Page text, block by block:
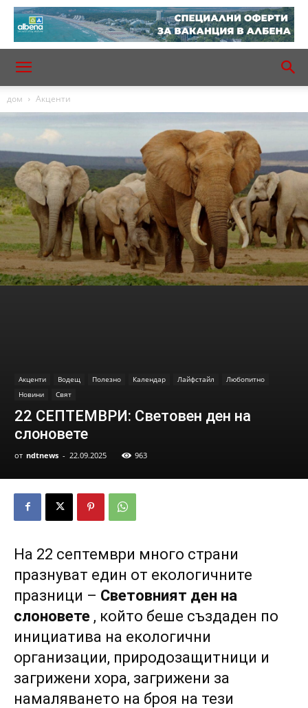
дом Акценти
Акценти Водещ Полезно Календар Лайфстайл
Любопитно
Новини
Свят
22 СЕПТЕМВРИ: Световен ден на
слоновете
от ndtnews - 22.09.2025 963
На 22 септември много страни
празнуват един от екологичните
празници – Световният ден на
слоновете , който беше създаден по
инициатива на екологични
организации, природозащитници и
загрижени хора, загрижени за
намаляването на броя на тези